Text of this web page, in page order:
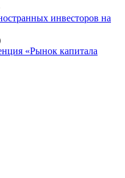
инвестиций в
инвесторов на
«Рынок капитала